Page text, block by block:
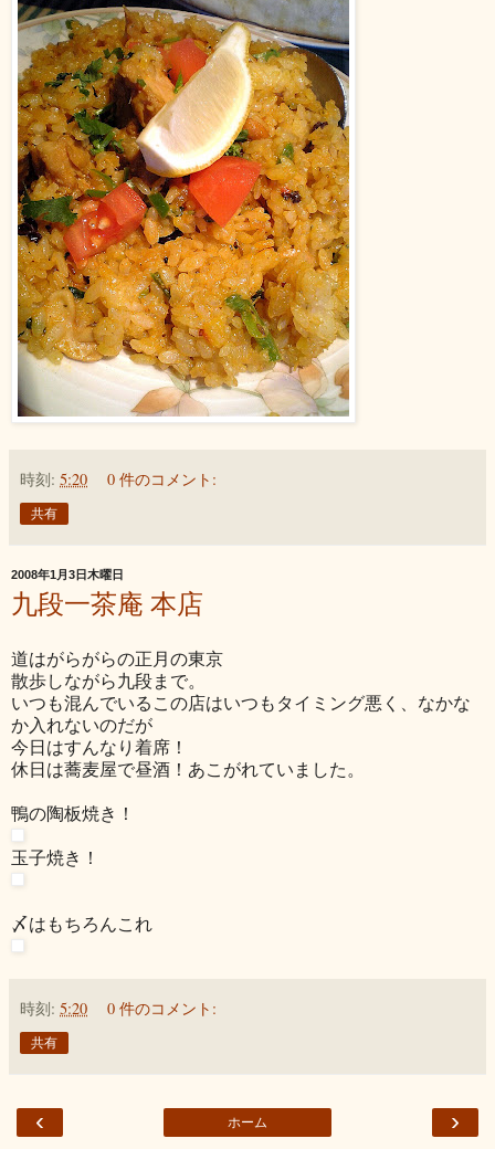
時刻: 5:20 0 件のコメント:
共有
2008年1月3日木曜日
九段一茶庵 本店
道はがらがらの正月の東京
散歩しながら九段まで。
いつも混んでいるこの店はいつもタイミング悪く、なかな
か入れないのだが
今日はすんなり着席！
休日は蕎麦屋で昼酒！あこがれていました。
鴨の陶板焼き！
玉子焼き！
〆はもちろんこれ
時刻: 5:20 0 件のコメント:
共有
‹ ›
ホーム